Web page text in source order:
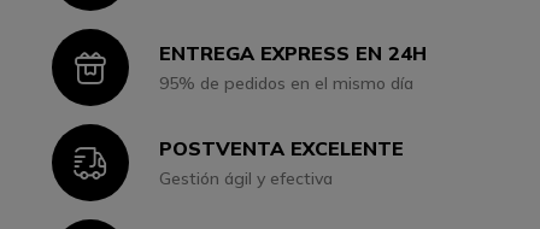
IconENTREGA EXPRESS EN 24H
95% de pedidos en el mismo día
IconPOSTVENTA EXCELENTE
Gestión ágil y efectiva